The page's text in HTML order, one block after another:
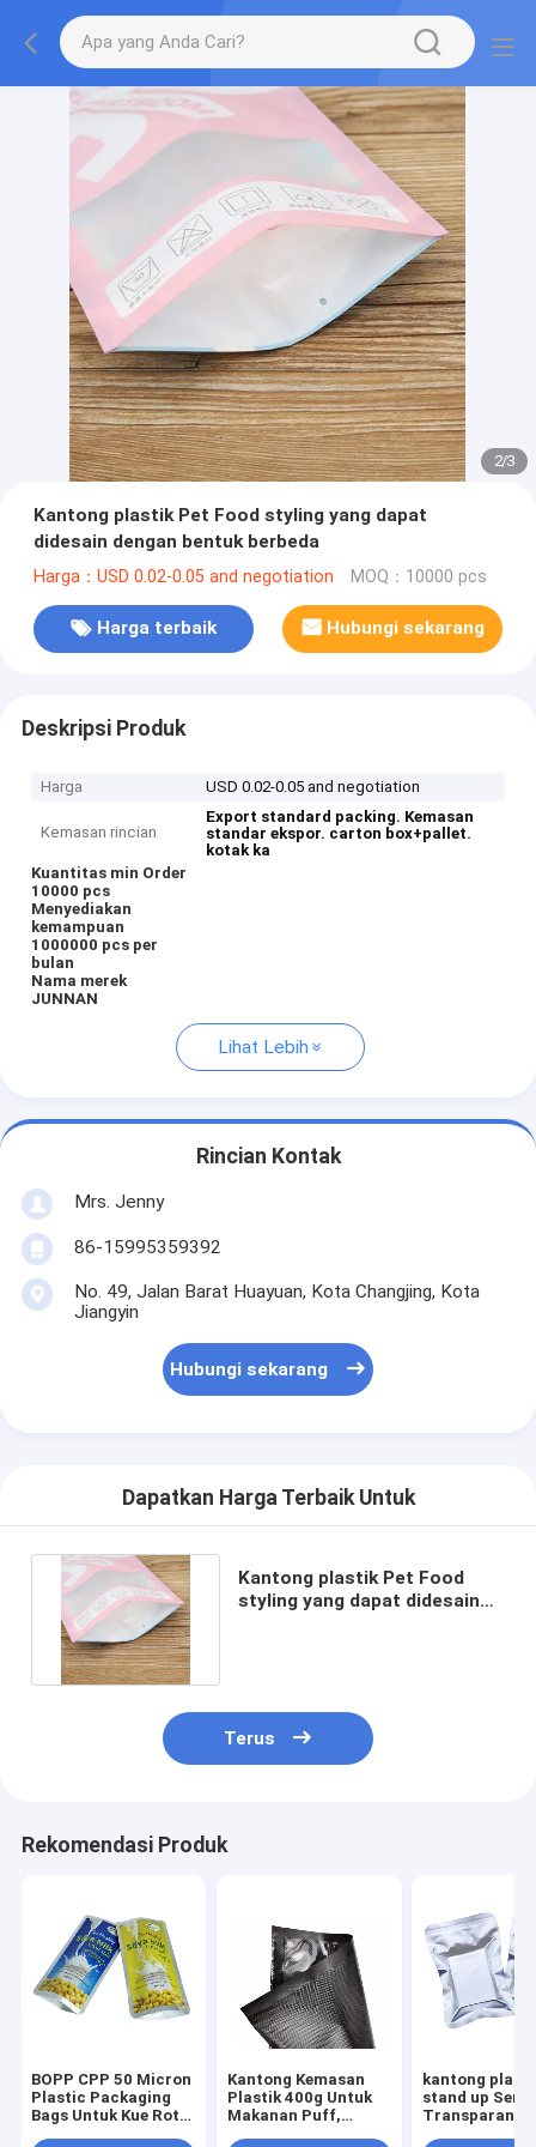
2/3
Kantong plastik Pet Food styling yang dapat
didesain dengan bentuk berbeda
Harga：USD 0.02-0.05 and negotiation MOQ：10000 pcs
Harga terbaik Hubungi sekarang
Deskripsi Produk
Harga USD 0.02-0.05 and negotiation
Kemasan rincian
Export standard packing. Kemasan
standar ekspor. carton box+pallet.
kotak ka
Kuantitas min Order
10000 pcs
Menyediakan
kemampuan
1000000 pcs per
bulan
Nama merek
JUNNAN
Lihat Lebih
Rincian Kontak
Mrs. Jenny
86-15995359392
No. 49, Jalan Barat Huayuan, Kota Changjing, Kota
Jiangyin
Hubungi sekarang
Dapatkan Harga Terbaik Untuk
Kantong plastik Pet Food
styling yang dapat didesain
Terus
Rekomendasi Produk
BOPP CPP 50 Micron
Plastic Packaging
Bags Untuk Kue Roti
Kantong Kemasan
Plastik 400g Untuk
Makanan Puff,
kantong
stand up Semi
Transparan